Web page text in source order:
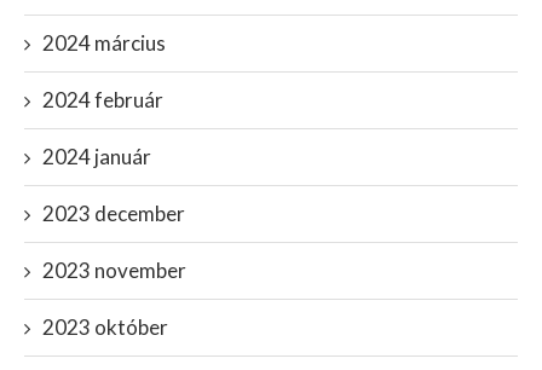
2024 március
2024 február
2024 január
2023 december
2023 november
2023 október